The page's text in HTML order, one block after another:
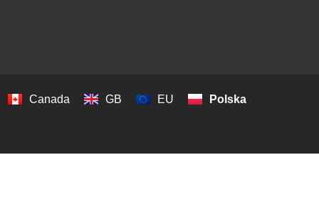
Canada GB EU Polska